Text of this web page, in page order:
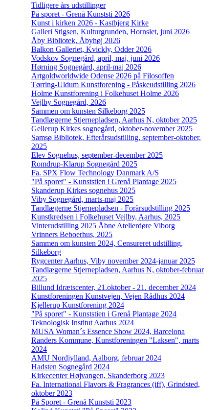
Tidligere års udstillinger
På sporet - Grenå Kunststi 2026
Kunst i kirken 2026 - Kastbjerg Kirke
Galleri Stigsen, Kulturgrunden, Hornslet, juni 2026
Åby Bibliotek, Åbyhøj 2026
Balkon Galleriet, Kvickly, Odder 2026
Vodskov Sognegård, april, maj, juni 2026
Hørning Sognegård, april-maj 2026
Artgoldworldwide Odense 2026 på Filosoffen
Tørring-Uldum Kunstforening - Påskeudstilling 2026
Holme Kunstforening i Folkehuset Holme 2026
Vejlby Sognegård, 2026
Sammen om kunsten Silkeborg 2025
Tandlægerne Stjernepladsen, Aarhus N, oktober 2025
Gellerup Kirkes sognegård, oktober-november 2025
Samsø Bibliotek, Efterårsudstilling, september-oktober,
2025
Elev Sognehus, september-december 2025
Romdrup-Klarup Sognegård 2025
Fa. SPX Flow Technology Danmark A/S
"På sporet" - Kunststien i Grenå Plantage 2025
Skanderup Kirkes sognehus 2025
Viby Sognegård, marts-maj 2025
Tandlægerne Stjernepladsen - Forårsudstilling 2025
Kunstkredsen i Folkehuset Vejlby, Aarhus, 2025
Vinterudstilling 2025 Åbne Atelierdøre Viborg
Vrinners Beboerhus, 2025
Sammen om kunsten 2024, Censureret udstilling,
Silkeborg
Rygcenter Aarhus, Viby november 2024-januar 2025
Tandlægerne Stjernepladsen, Aarhus N, oktober-februar
2025
Billund Idrætscenter, 21.oktober - 21. december 2024
Kunstforeningen Kunstvejen, Vejen Rådhus 2024
Kjellerup Kunstforening 2024
"På sporet" - Kunststien i Grenå Plantage 2024
Teknologisk Institut Aarhus 2024
MUSA Woman´s Essence Show 2024, Barcelona
Randers Kommune, Kunstforeningen "Laksen", marts
2024
AMU Nordjylland, Aalborg, februar 2024
Hadsten Sognegård 2024
Kirkecenter Højvangen, Skanderborg 2023
Fa. International Flavors & Fragrances (iff), Grindsted,
oktober 2023
På Sporet - Grenå Kunststi 2023